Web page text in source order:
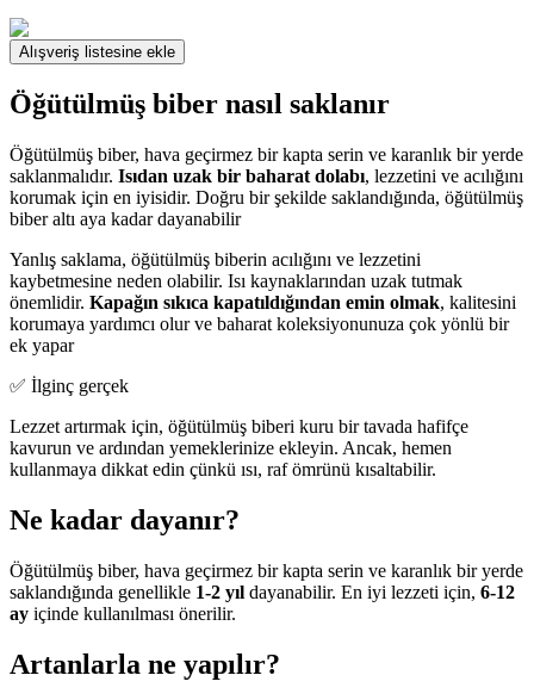
Alışveriş listesine ekle
Öğütülmüş biber nasıl saklanır
Öğütülmüş biber, hava geçirmez bir kapta serin ve karanlık bir yerde
saklanmalıdır. Isıdan uzak bir baharat dolabı, lezzetini ve acılığını
korumak için en iyisidir. Doğru bir şekilde saklandığında, öğütülmüş
biber altı aya kadar dayanabilir
Yanlış saklama, öğütülmüş biberin acılığını ve lezzetini
kaybetmesine neden olabilir. Isı kaynaklarından uzak tutmak
önemlidir. Kapağın sıkıca kapatıldığından emin olmak, kalitesini
korumaya yardımcı olur ve baharat koleksiyonunuza çok yönlü bir
ek yapar
✅ İlginç gerçek
Lezzet artırmak için, öğütülmüş biberi kuru bir tavada hafifçe
kavurun ve ardından yemeklerinize ekleyin. Ancak, hemen
kullanmaya dikkat edin çünkü ısı, raf ömrünü kısaltabilir.
Ne kadar dayanır?
Öğütülmüş biber, hava geçirmez bir kapta serin ve karanlık bir yerde
saklandığında genellikle 1-2 yıl dayanabilir. En iyi lezzeti için, 6-12
ay içinde kullanılması önerilir.
Artanlarla ne yapılır?